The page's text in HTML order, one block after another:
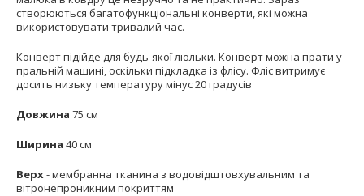
створюються багатофункціональні конверти, які можна
використовувати тривалий час.
Конверт підійде для будь-якої люльки. Конверт можна прати у
пральній машині, оскільки підкладка із флісу. Фліс витримує
досить низьку температуру мінус 20 градусів
Довжина 75 см
Ширина 40 см
Верх- мембранна тканина з водовідштовхувальним та
вітронепроникним покриттям